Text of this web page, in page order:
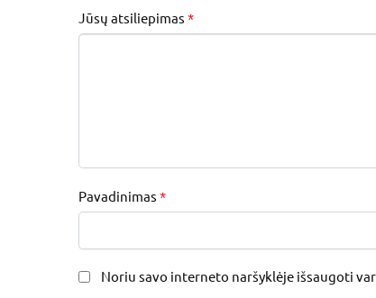
Jūsų atsiliepimas*
Pavadinimas*
Noriu savo interneto naršyklėje išsaugoti